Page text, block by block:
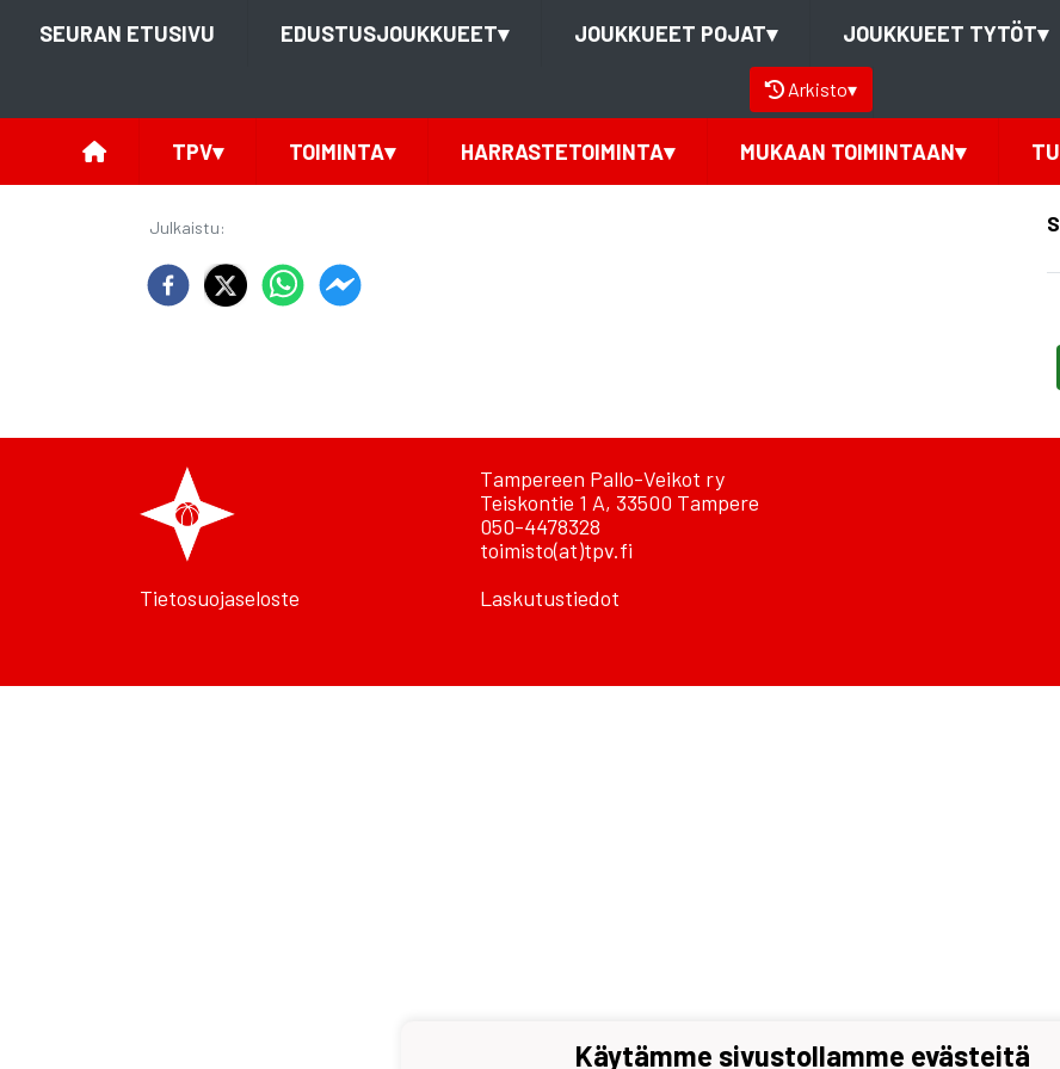
SEURAN ETUSIVU EDUSTUSJOUKKUEET▾ JOUKKUEET POJAT▾ JOUKKUEET TYTÖT▾
Arkisto▾
TPV▾ TOIMINTA▾ HARRASTETOIMINTA▾ MUKAAN TOIMINTAAN▾
Julkaistu:
Tietosuojaseloste
Tampereen Pallo-Veikot ry
Teiskontie 1 A, 33500 Tampere
050-4478328
toimisto(at)tpv.fi
Laskutustiedot
Käytämme sivustollamme evästeitä